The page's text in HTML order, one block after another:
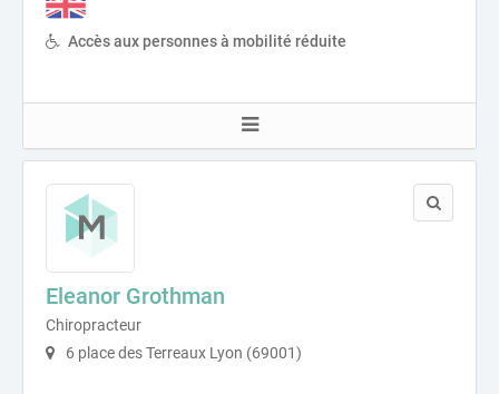
Accès aux personnes à mobilité réduite
Eleanor Grothman
Chiropracteur
6 place des Terreaux Lyon (69001)